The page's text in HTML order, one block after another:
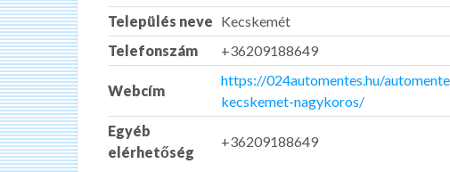
Település neve Kecskemét
Telefonszám
+36209188649
Webcím
https://024automentes.hu/
kecskemet-nagykoros/
Egyéb
elérhetőség
+36209188649